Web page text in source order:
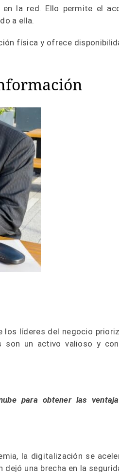
la red. Ello permite el
a ella.
física y ofrece
líderes del negocio
son un activo valioso y
para obtener las
la digitalización se
una brecha en la